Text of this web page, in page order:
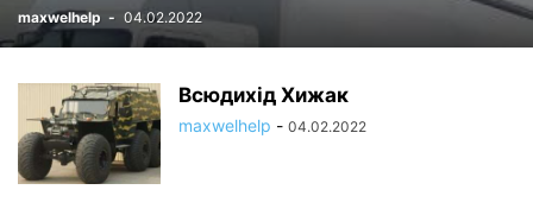
maxwelhelp - 04.02.2022
Всюдихід Хижак
maxwelhelp - 04.02.2022